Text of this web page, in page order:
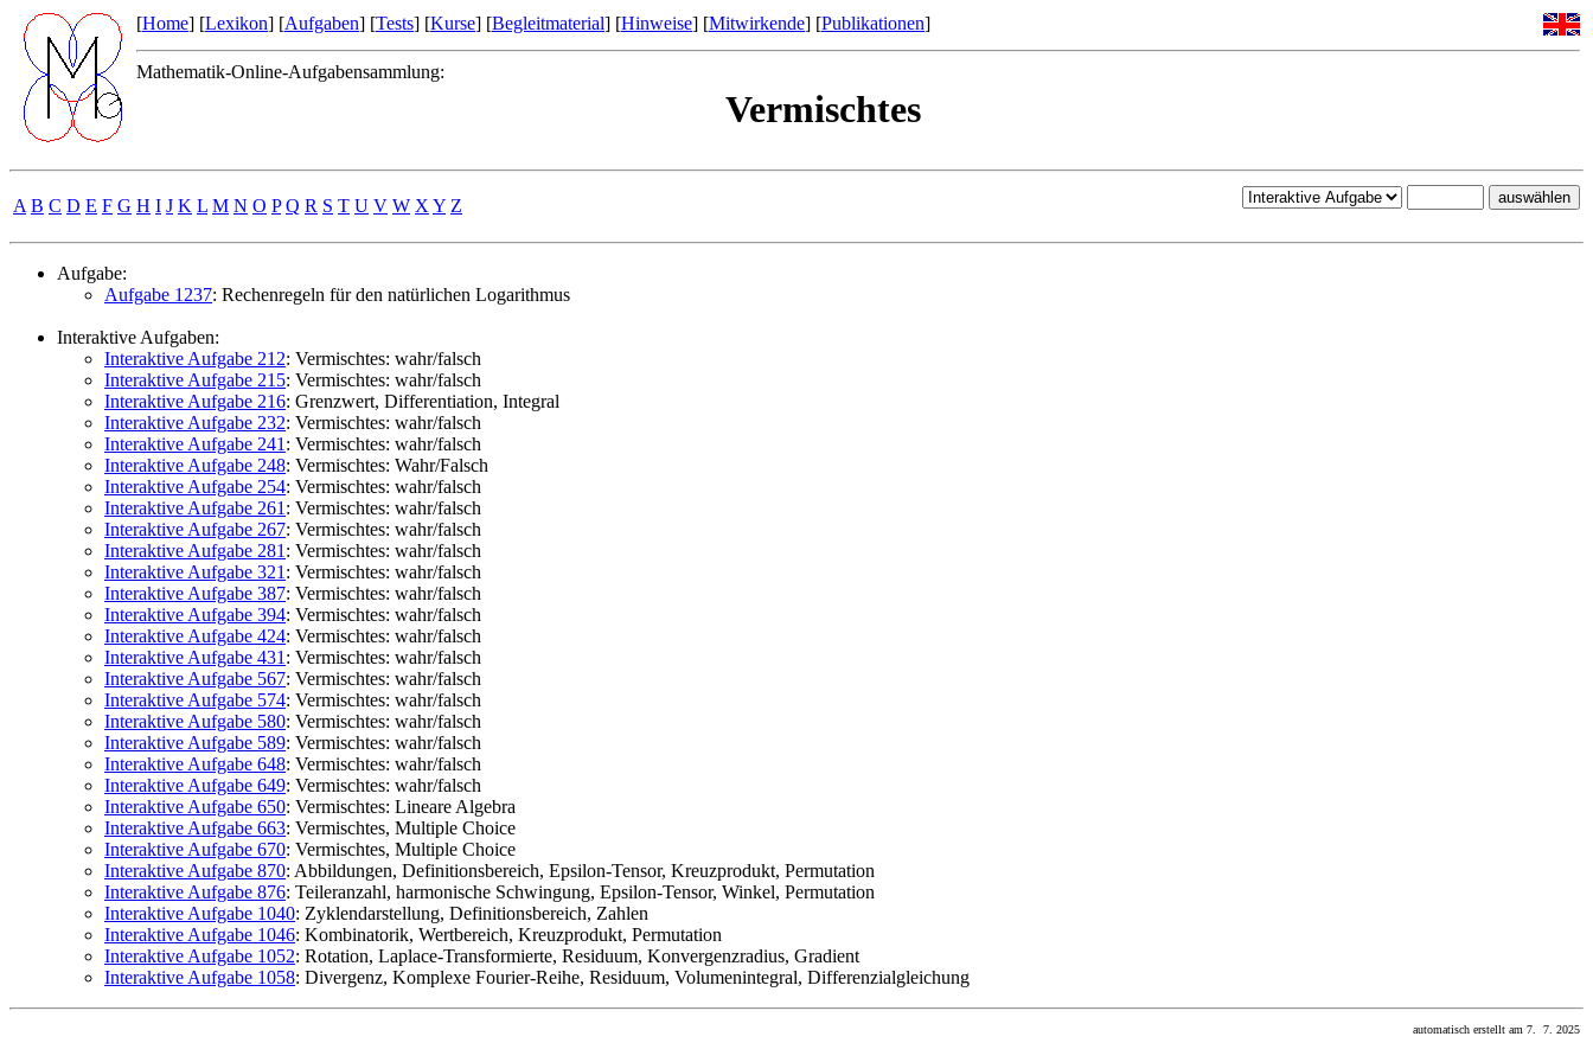
[Home] [Lexikon] [Aufgaben] [Tests] [Kurse] [Begleitmaterial] [Hinweise] [Mitwirkende] [Publikationen]
Mathematik-Online-Aufgabensammlung:
Vermischtes
A B C D E F G H I J K L M N O P Q R S T U V W X Y Z
Aufgabe:
Aufgabe 1237: Rechenregeln für den natürlichen Logarithmus
Interaktive Aufgaben:
Interaktive Aufgabe 212: Vermischtes: wahr/falsch
Interaktive Aufgabe 215: Vermischtes: wahr/falsch
Interaktive Aufgabe 216: Grenzwert, Differentiation, Integral
Interaktive Aufgabe 232: Vermischtes: wahr/falsch
Interaktive Aufgabe 241 : Vermischtes: wahr/falsch
Interaktive Aufgabe 248: Vermischtes: Wahr/Falsch
Interaktive Aufgabe 254: Vermischtes: wahr/falsch
Interaktive Aufgabe 261 : Vermischtes: wahr/falsch
Interaktive Aufgabe 267: Vermischtes: wahr/falsch
Interaktive Aufgabe 281 : Vermischtes: wahr/falsch
Interaktive Aufgabe 321 : Vermischtes: wahr/falsch
Interaktive Aufgabe 387: Vermischtes: wahr/falsch
Interaktive Aufgabe 394: Vermischtes: wahr/falsch
Interaktive Aufgabe 424: Vermischtes: wahr/falsch
Interaktive Aufgabe 431 : Vermischtes: wahr/falsch
Interaktive Aufgabe 567: Vermischtes: wahr/falsch
Interaktive Aufgabe 574: Vermischtes: wahr/falsch
Interaktive Aufgabe 580: Vermischtes: wahr/falsch
Interaktive Aufgabe 589: Vermischtes: wahr/falsch
Interaktive Aufgabe 648: Vermischtes: wahr/falsch
Interaktive Aufgabe 649: Vermischtes: wahr/falsch
Interaktive Aufgabe 650: Vermischtes: Lineare Algebra
Interaktive Aufgabe 663: Vermischtes, Multiple Choice
Interaktive Aufgabe 670: Vermischtes, Multiple Choice
Interaktive Aufgabe 870: Abbildungen, Definitionsbereich, Epsilon-Tensor, Kreuzprodukt, Permutation
Interaktive Aufgabe 876: Teileranzahl, harmonische Schwingung, Epsilon-Tensor, Winkel, Permutation
Interaktive Aufgabe 1040: Zyklendarstellung, Definitionsbereich, Zahlen
Interaktive Aufgabe 1046: Kombinatorik, Wertbereich, Kreuzprodukt, Permutation
Interaktive Aufgabe 1052: Rotation, Laplace-Transformierte, Residuum, Konvergenzradius, Gradient
Interaktive Aufgabe 1058: Divergenz, Komplexe Fourier-Reihe, Residuum, Volumenintegral, Differenzialgleichung
automatisch erstellt am 7. 7. 2025